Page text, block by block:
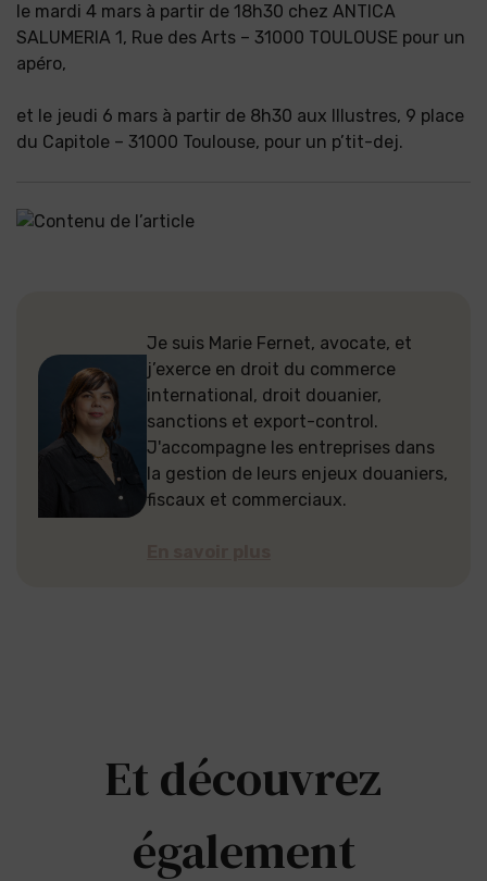
le mardi 4 mars à partir de 18h30 chez ANTICA
SALUMERIA 1, Rue des Arts – 31000 TOULOUSE pour un
apéro,
et le jeudi 6 mars à partir de 8h30 aux Illustres, 9 place
du Capitole – 31000 Toulouse, pour un p’tit-dej.
Je suis Marie Fernet, avocate, et
j’exerce en droit du commerce
international, droit douanier,
sanctions et export-control.
J'accompagne les entreprises dans
la gestion de leurs enjeux douaniers,
fiscaux et commerciaux.
Et découvrez
également